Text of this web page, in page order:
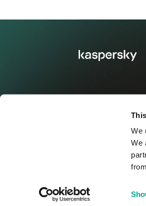
We
We
© 2026 AO Kaspersky